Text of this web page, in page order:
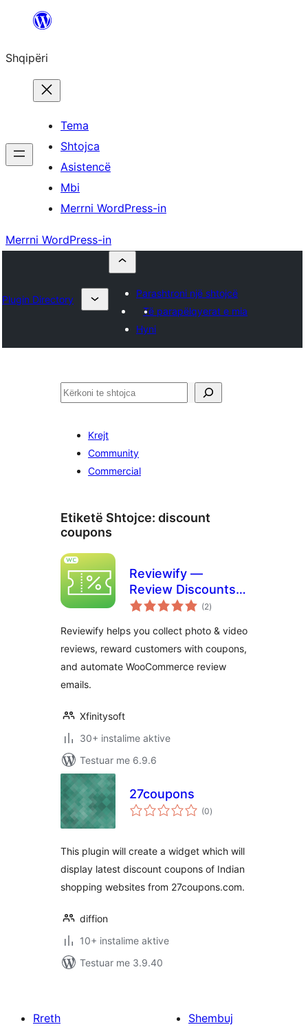
Hidhu
lënda
Shqipëri
Tema
Shtojca
Asistencë
Mbi
Merrni WordPress-in
Merrni WordPress-in
Plugin Directory
Parashtroni një shtojcë
Të parapëlqyerat e mia
Hyni
Kërko
Krejt
Community
Commercial
Etiketë Shtojce: discount
coupons
Reviewify —
Review Discounts &
Photo/Video
WooCommerce
(2vlerësime
gjithsej
)
Reviewify helps you collect photo & video
reviews, reward customers with coupons,
and automate WooCommerce review
emails.
Xfinitysoft
30+ instalime aktive
Testuar me 6.9.6
27coupons
(0vlerësime
gjithsej
)
This plugin will create a widget which will
display latest discount coupons of Indian
shopping websites from 27coupons.com.
diffion
10+ instalime aktive
Testuar me 3.9.40
Rreth
Shembuj